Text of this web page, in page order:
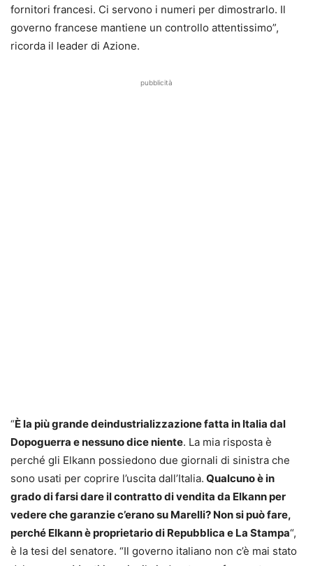
fornitori francesi. Ci servono i numeri per dimostrarlo. Il
governo francese mantiene un controllo attentissimo”,
ricorda il leader di Azione.
pubblicità
“È la più grande deindustrializzazione fatta in Italia dal
Dopoguerra e nessuno dice niente. La mia risposta è
perché gli Elkann possiedono due giornali di sinistra che
sono usati per coprire l’uscita dall’Italia. Qualcuno è in
grado di farsi dare il contratto di vendita da Elkann per
vedere che garanzie c’erano su Marelli? Non si può fare,
perché Elkann è proprietario di Repubblica e La Stampa“,
è la tesi del senatore. “Il governo italiano non c’è mai stato